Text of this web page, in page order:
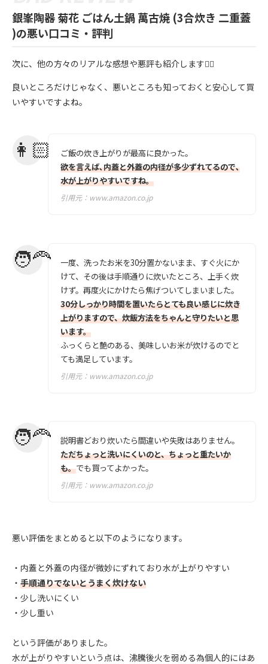
銀峯陶器 菊花 ごはん土鍋 萬古焼 (3合炊き 二重蓋
)の悪い口コミ・評判
次に、他の方々のリアルな感想や悪評も紹介します💁‍♀️
良いところだけじゃなく、悪いところも知っておくと安心して買
いやすいですよね。
ご飯の炊き上がりが最高に良かった。
欲を言えば､内蓋と外蓋の内径が多少ずれてるので､
水が上がりやすいですね。
引用元： www.amazon.co.jp
一度、洗ったお米を30分置かないまま、すぐ火にか
けて、その後は手順通りに炊いたところ、上手く炊
けず。再度火にかけたら焦げついてしまいました。
30分しっかり時間を置いたらとても良い感じに炊き
上がりますので、炊飯方法をちゃんと守りたいと思
います。
ふっくらと艶のある、美味しいお米が炊けるのでと
ても満足しています。
引用元： www.amazon.co.jp
説明書どおり炊いたら間違いや失敗はありません。
ただちょっと洗いにくいのと、ちょっと重たいか
も。でも買ってよかった。
引用元： www.amazon.co.jp
悪い評価をまとめると以下のようになります。
・内蓋と外蓋の内径が微妙にずれており水が上がりやすい
・ 手順通りでないとうまく炊けない
・少し洗いにくい
・少し重い
という評価がありました。
水が上がりやすいという点は、沸騰後火を弱める為個人的にはあ